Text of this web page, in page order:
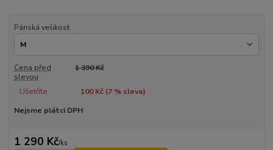
Pánská velikost
Cena před
slevou
1 390 Kč
Ušetříte 100 Kč (7% sleva)
Nejsme plátci DPH
1 290 Kč/ks